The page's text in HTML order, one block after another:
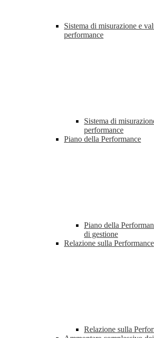
Sistema di misurazione e
performance
Sistema di
performance
Piano della Performance
Piano della
di gestione
Relazione sulla Performance
Relazione sulla